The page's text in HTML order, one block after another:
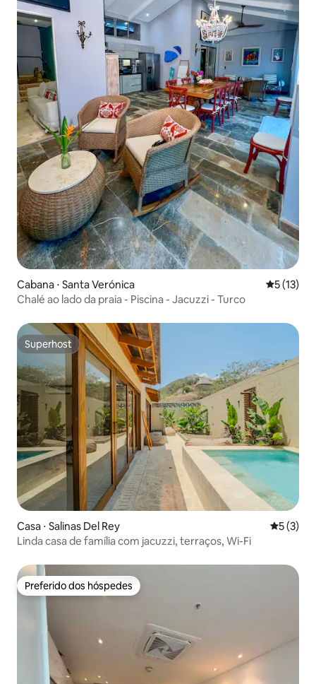
Cabana ⋅ Santa Verónica 5 de uma
5 (13)
Chalé ao lado da praia - Piscina - Jacuzzi - Turco
Superhost
Superhost
Casa ⋅ Salinas Del Rey 5 de
5 (3)
Linda casa de família com jacuzzi, terraços, Wi-Fi
Preferido dos hóspedes
Preferido dos hóspedes